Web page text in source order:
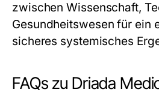
zwischen Wissenschaft,
Gesundheitswesen für ein
sicheres systemisches
FAQs zu Driada